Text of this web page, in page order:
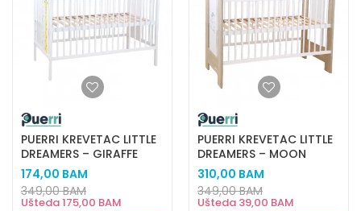
PUERRI KREVETAC LITTLE
DREAMERS – GIRAFFE
174,00 BAM
Ušteda175,00 BAM
349,00BAM
PUERRI KREVETAC LITTLE
DREAMERS – MOON
310,00 BAM
Ušteda 39,00 BAM
349,00BAM